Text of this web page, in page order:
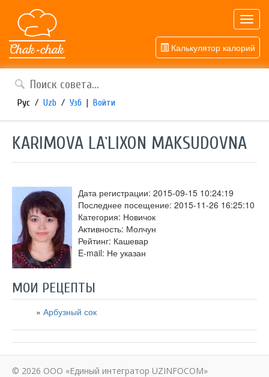
Калькулятор калорий
Рус / Uzb / Узб | Войти
KARIMOVA LA`LIXON MAKSUDOVNA
Дата регистрации: 2015-09-15 10:24:19
Последнее посещение: 2015-11-26 16:25:10
Категория: Новичок
Активность: Молчун
Рейтинг: Кашевар
E-mail: Не указан
МОИ РЕЦЕПТЫ
Арбузный сок
© 2026 ООО «Единый интегратор UZINFOCOM»